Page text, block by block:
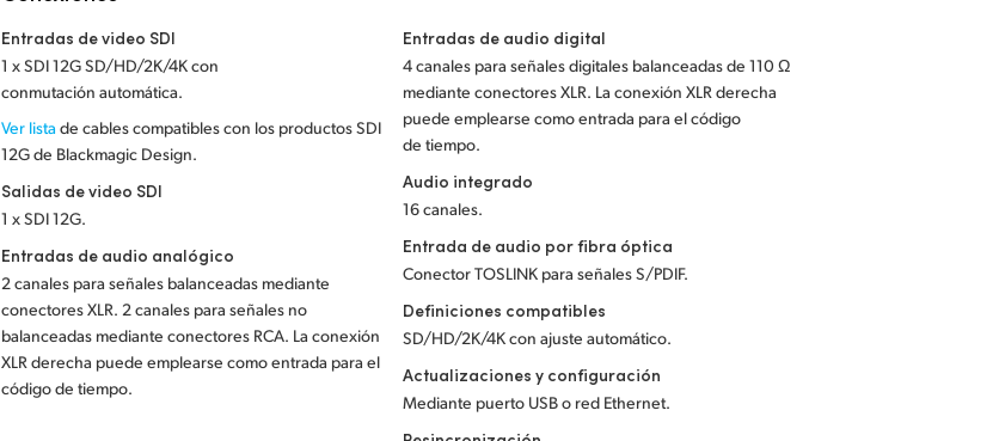
Entradas de video SDI
1 x SDI 12G SD/HD/2K/4K con
conmutación automática.
Ver lista de cables compatibles con los productos SDI
12G de Blackmagic Design.
Salidas de video SDI
1 x SDI 12G.
Entradas de audio analógico
2 canales para señales balanceadas mediante
conectores XLR. 2 canales para señales no
balanceadas mediante conectores RCA. La conexión
XLR derecha puede emplearse como entrada para el
código de tiempo.
Entradas de audio digital
4 canales para señales digitales balanceadas de 110 Ω
mediante conectores XLR. La conexión XLR derecha
puede emplearse como entrada para el código
de tiempo.
Audio integrado
16 canales.
Entrada de audio por fibra óptica
Conector TOSLINK para señales S/PDIF.
Definiciones compatibles
SD/HD/2K/4K con ajuste automático.
Actualizaciones y configuración
Mediante puerto USB o red Ethernet.